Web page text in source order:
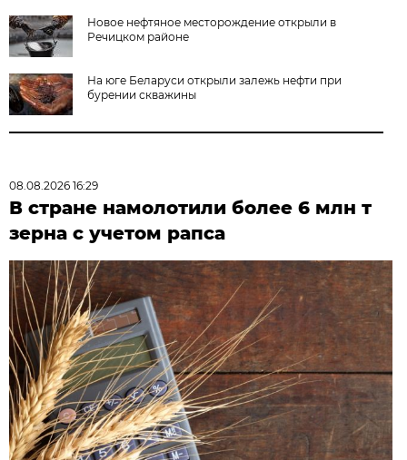
Новое нефтяное месторождение открыли в
Речицком районе
На юге Беларуси открыли залежь нефти при
бурении скважины
08.08.2026 16:29
В стране намолотили более 6 млн т
зерна с учетом рапса